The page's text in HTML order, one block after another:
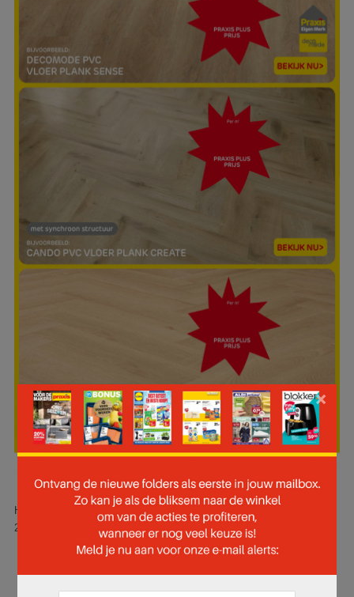
Hier is pagina 20 van 51 pagina's van de Praxis folder, geldig van
27.10.2025 tot 02.11.2025.
×